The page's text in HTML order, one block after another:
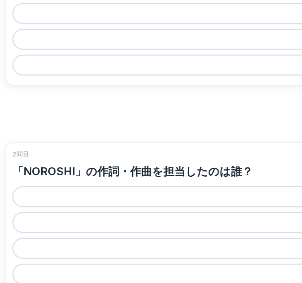
2問目:
「NOROSHI」の作詞・作曲を担当したのは誰？